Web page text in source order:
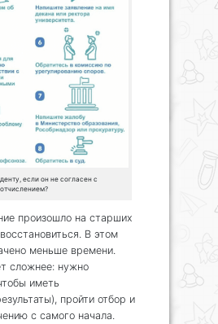
если он не согласен с
отчислением?
произошло на старших
В этом
меньше времени.
сложнее: нужно
иметь
пройти отбор и
с самого начала.